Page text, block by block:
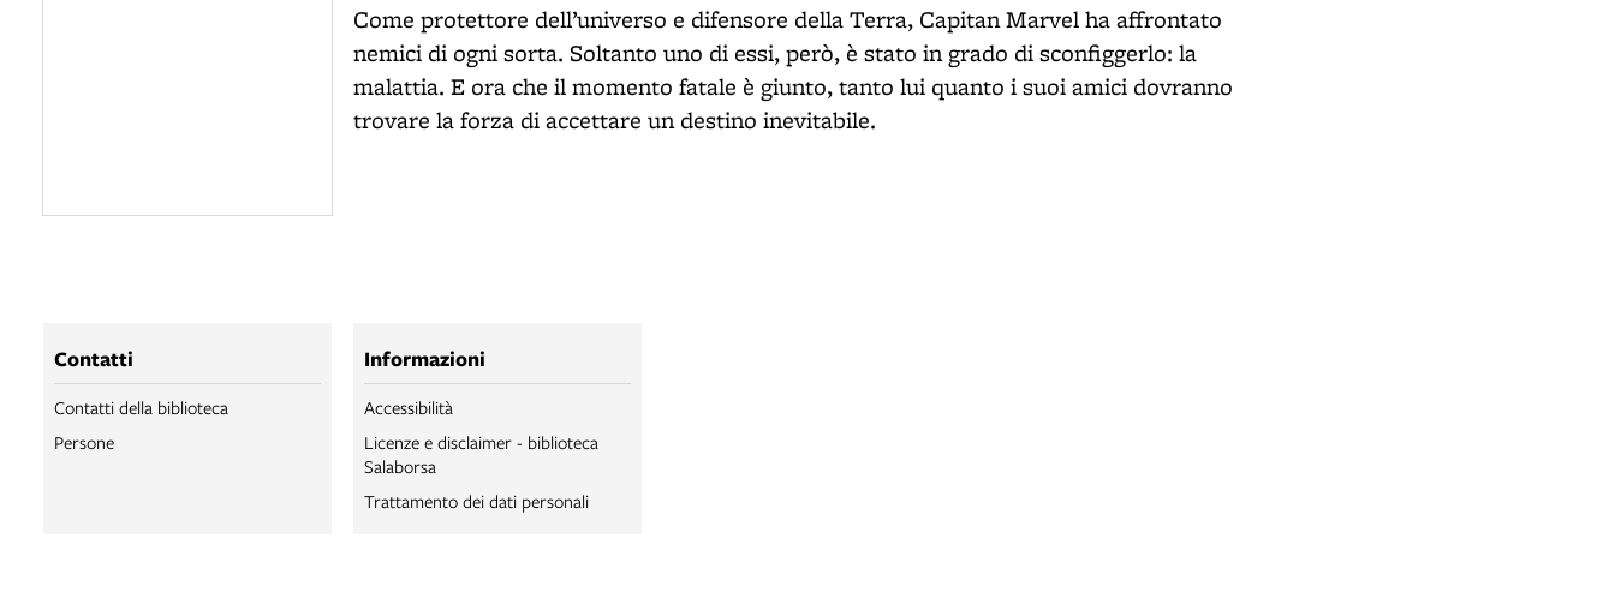
Come protettore dell’universo e difensore della Terra, Capitan Marvel ha affrontato
nemici di ogni sorta. Soltanto uno di essi, però, è stato in grado di sconfiggerlo: la
malattia. E ora che il momento fatale è giunto, tanto lui quanto i suoi amici dovranno
trovare la forza di accettare un destino inevitabile.
Contatti
Contatti della biblioteca
Persone
Informazioni
Accessibilità
Licenze e disclaimer - biblioteca
Salaborsa
Trattamento dei dati personali